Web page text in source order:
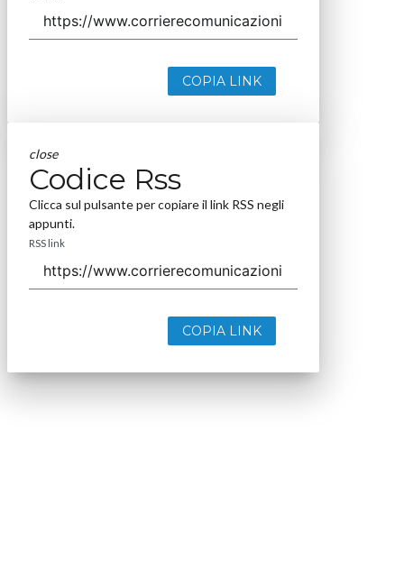
COPIA LINK
close
Codice Rss
Clicca sul pulsante per copiare il link RSS negli
appunti.
RSS link
COPIA LINK